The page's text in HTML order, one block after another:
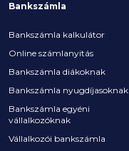
Bankszámla
Bankszámla kalkulátor
Online számlanyitás
Bankszámla diákoknak
Bankszámla nyugdíjasoknak
Bankszámla egyéni
vállalkozóknak
Vállalkozói bankszámla